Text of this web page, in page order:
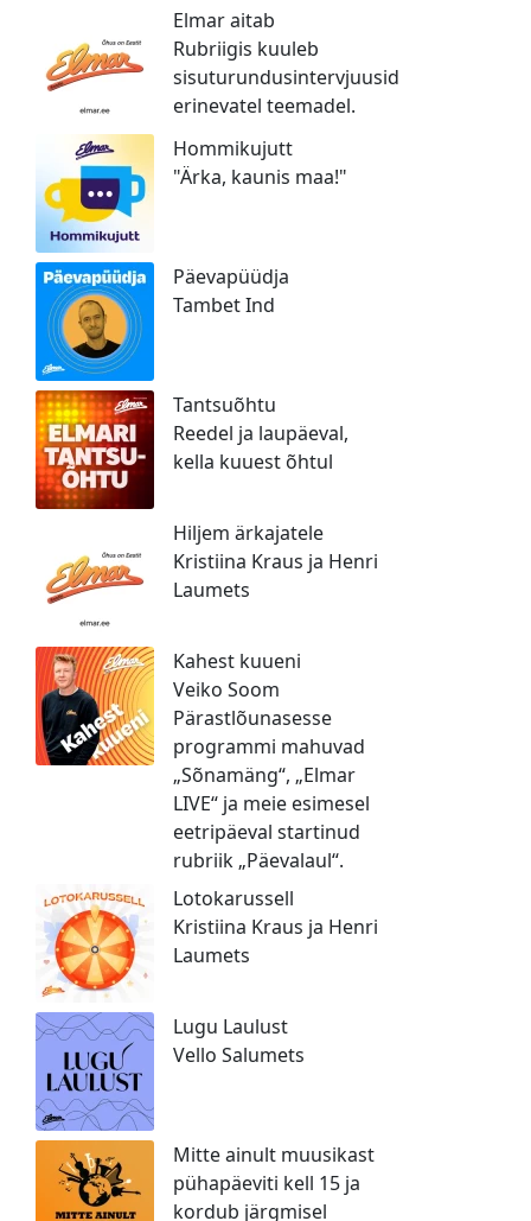
Elmar aitab
Rubriigis kuuleb
sisuturundusintervjuusid
erinevatel teemadel.
Hommikujutt
"Ärka, kaunis maa!"
Päevapüüdja
Tambet Ind
Tantsuõhtu
Reedel ja laupäeval,
kella kuuest õhtul
Hiljem ärkajatele
Kristiina Kraus ja Henri
Laumets
Kahest kuueni
Veiko Soom
Pärastlõunasesse
programmi mahuvad
„Sõnamäng“, „Elmar
LIVE“ ja meie esimesel
eetripäeval startinud
rubriik „Päevalaul“.
Lotokarussell
Kristiina Kraus ja Henri
Laumets
Lugu Laulust
Vello Salumets
Mitte ainult muusikast
pühapäeviti kell 15 ja
kordub järgmisel